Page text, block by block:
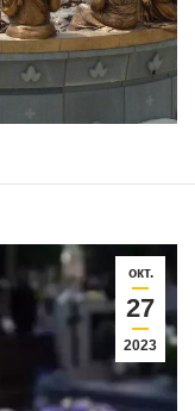
окт.
27
2023